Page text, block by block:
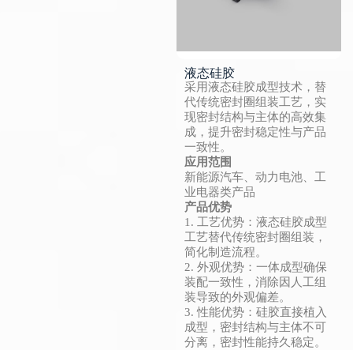
液态硅胶
采用液态硅胶成型技术，替
代传统密封圈组装工艺，实
现密封结构与主体的高效集
成，提升密封稳定性与产品
一致性。
应用范围
新能源汽车、动力电池、工
业电器类产品
产品优势
1. 工艺优势：液态硅胶成型
工艺替代传统密封圈组装，
简化制造流程。
2. 外观优势：一体成型确保
装配一致性，消除因人工组
装导致的外观偏差。
3. 性能优势：硅胶直接植入
成型，密封结构与主体不可
分离，密封性能持久稳定。